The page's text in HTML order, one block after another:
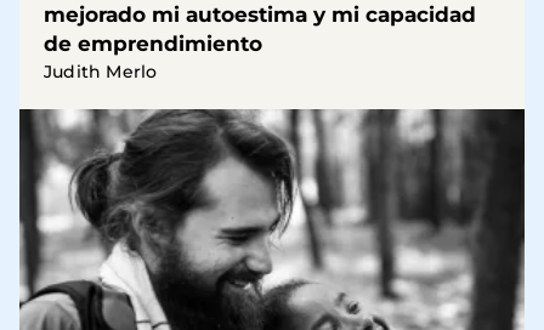
mejorado mi autoestima y mi capacidad
de emprendimiento
Judith Merlo